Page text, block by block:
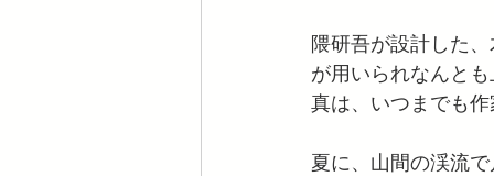
隈研吾が設計した
が用いられなんと
真は、いつまでも作
夏に、山間の渓流